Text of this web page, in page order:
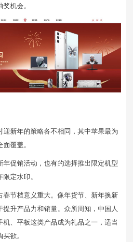
机会。
迎新年的策略各不相同，其中苹果最为
覆盖。
年促销活动，也有的选择推出限定机型
定水印。
春节档意义重大。像年货节、新年换新
提升产品力和销量。众所周知，中国人
机、平板这类产品成为礼品之一，适当
欲。